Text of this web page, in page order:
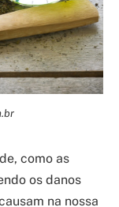
como as
os danos
na nossa